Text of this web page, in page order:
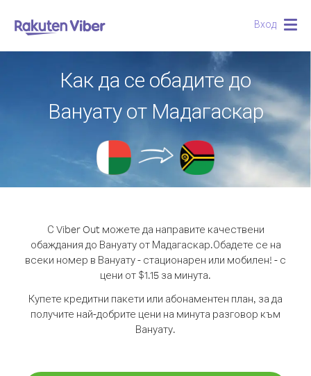
Вход
Как да се обадите до
Вануату от Мадагаскар
С Viber Out можете да направите качествени
обаждания до Вануату от Мадагаскар.Обадете се на
всеки номер в Вануату - стационарен или мобилен! - с
цени от $1.15 за минута.
Купете кредитни пакети или абонаментен план, за да
получите най-добрите цени на минута разговор към
Вануату.